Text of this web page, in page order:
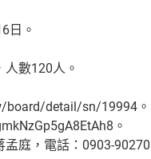
日。
數120人。
board/detail/sn/19994。
。
庭，電話：0903-